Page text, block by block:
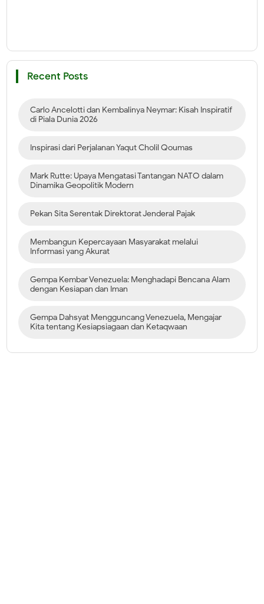
Recent Posts
Carlo Ancelotti dan Kembalinya Neymar: Kisah Inspiratif
di Piala Dunia 2026
Inspirasi dari Perjalanan Yaqut Cholil Qoumas
Mark Rutte: Upaya Mengatasi Tantangan NATO dalam
Dinamika Geopolitik Modern
Pekan Sita Serentak Direktorat Jenderal Pajak
Membangun Kepercayaan Masyarakat melalui
Informasi yang Akurat
Gempa Kembar Venezuela: Menghadapi Bencana Alam
dengan Kesiapan dan Iman
Gempa Dahsyat Mengguncang Venezuela, Mengajar
Kita tentang Kesiapsiagaan dan Ketaqwaan